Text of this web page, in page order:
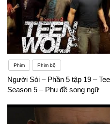
Phim Phim bộ
Người Sói – Phần 5 tập 19 –
Season 5 – Phụ đề song ngữ